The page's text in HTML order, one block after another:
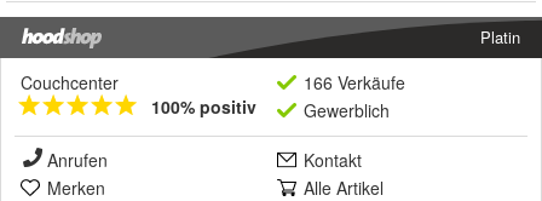
Platin
Couchcenter
100% positiv
166 Verkäufe
Gewerblich
Anrufen
Kontakt
Merken
Alle Artikel